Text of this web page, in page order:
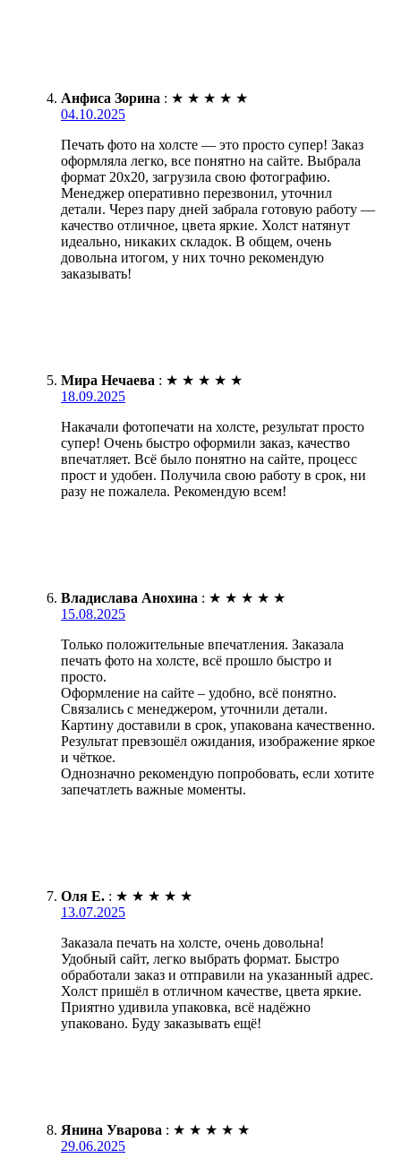
Анфиса Зорина : ★ ★ ★ ★ ★
04.10.2025
Печать фото на холсте — это просто супер! Заказ
оформляла легко, все понятно на сайте. Выбрала
формат 20х20, загрузила свою фотографию.
Менеджер оперативно перезвонил, уточнил
детали. Через пару дней забрала готовую работу —
качество отличное, цвета яркие. Холст натянут
идеально, никаких складок. В общем, очень
довольна итогом, у них точно рекомендую
заказывать!
Мира Нечаева : ★ ★ ★ ★ ★
18.09.2025
Накачали фотопечати на холсте, результат просто
супер! Очень быстро оформили заказ, качество
впечатляет. Всё было понятно на сайте, процесс
прост и удобен. Получила свою работу в срок, ни
разу не пожалела. Рекомендую всем!
Владислава Анохина : ★ ★ ★ ★ ★
15.08.2025
Только положительные впечатления. Заказала
печать фото на холсте, всё прошло быстро и
просто.
Оформление на сайте – удобно, всё понятно.
Связались с менеджером, уточнили детали.
Картину доставили в срок, упакована качественно.
Результат превзошёл ожидания, изображение яркое
и чёткое.
Однозначно рекомендую попробовать, если хотите
запечатлеть важные моменты.
Оля Е. : ★ ★ ★ ★ ★
13.07.2025
Заказала печать на холсте, очень довольна!
Удобный сайт, легко выбрать формат. Быстро
обработали заказ и отправили на указанный адрес.
Холст пришёл в отличном качестве, цвета яркие.
Приятно удивила упаковка, всё надёжно
упаковано. Буду заказывать ещё!
Янина Уварова : ★ ★ ★ ★ ★
29.06.2025